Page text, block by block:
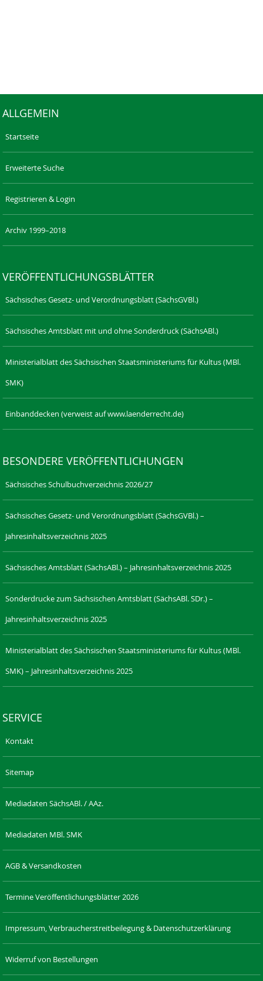
ALLGEMEIN
Startseite
Erweiterte Suche
Registrieren & Login
Archiv 1999–2018
VERÖFFENTLICHUNGSBLÄTTER
Sächsisches Gesetz- und Verordnungsblatt (SächsGVBl.)
Sächsisches Amtsblatt mit und ohne Sonderdruck (SächsABl.)
Ministerialblatt des Sächsischen Staatsministeriums für Kultus (MBl.
SMK)
Einbanddecken (verweist auf www.laenderrecht.de)
BESONDERE VERÖFFENTLICHUNGEN
Sächsisches Schulbuchverzeichnis 2026/27
Sächsisches Gesetz- und Verordnungsblatt (SächsGVBl.) –
Jahresinhaltsverzeichnis 2025
Sächsisches Amtsblatt (SächsABl.) – Jahresinhaltsverzeichnis 2025
Sonderdrucke zum Sächsischen Amtsblatt (SächsABl. SDr.) –
Jahresinhaltsverzeichnis 2025
Ministerialblatt des Sächsischen Staatsministeriums für Kultus (MBl.
SMK) – Jahresinhaltsverzeichnis 2025
SERVICE
Kontakt
Sitemap
Mediadaten SächsABl. / AAz.
Mediadaten MBl. SMK
AGB & Versandkosten
Termine Veröffentlichungsblätter 2026
Impressum, Verbraucherstreitbeilegung & Datenschutzerklärung
Widerruf von Bestellungen